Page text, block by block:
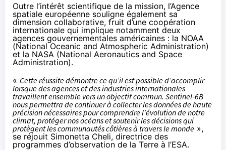
Outre l’intérêt scientifique de la mission, l’Agence
spatiale européenne souligne également sa
dimension collaborative, fruit d’une coopération
internationale qui implique notamment deux
agences gouvernementales américaines : la NOAA
(National Oceanic and Atmospheric Administration)
et la NASA (National Aeronautics and Space
Administration).
« Cette réussite démontre ce qu’il est possible d’accomplir
lorsque des agences et des industries internationales
travaillent ensemble vers un objectif commun. Sentinel-6B
nous permettra de continuer à collecter les données de haute
précision nécessaires pour comprendre l’évolution de notre
climat, protéger nos océans et soutenir les décisions qui
protègent les communautés côtières à travers le monde »,
se réjouit Simonetta Cheli, directrice des
programmes d’observation de la Terre à l’ESA.